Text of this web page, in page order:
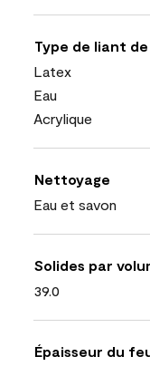
Type de liant
Latex
Eau
Acrylique
Nettoyage
Eau et savon
Solides par
39.0
Épaisseur du